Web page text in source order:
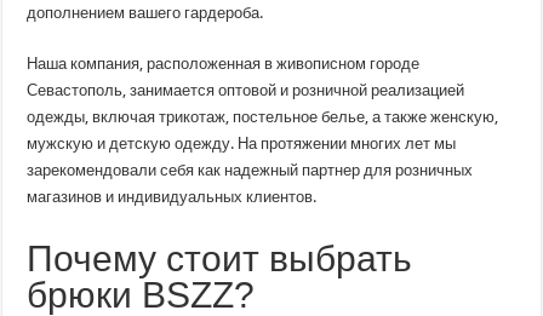
дополнением вашего гардероба.
Наша компания, расположенная в живописном городе
Севастополь, занимается оптовой и розничной реализацией
одежды, включая трикотаж, постельное белье, а также женскую,
мужскую и детскую одежду. На протяжении многих лет мы
зарекомендовали себя как надежный партнер для розничных
магазинов и индивидуальных клиентов.
Почему стоит выбрать
брюки BSZZ?